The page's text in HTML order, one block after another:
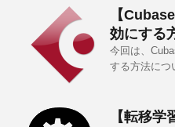
【
効にする
今回は、
する方法につ
【転移